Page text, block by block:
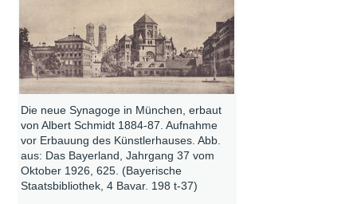
Die neue Synagoge in München, erbaut
von Albert Schmidt 1884-87. Aufnahme
vor Erbauung des Künstlerhauses. Abb.
aus: Das Bayerland, Jahrgang 37 vom
Oktober 1926, 625. (Bayerische
Staatsbibliothek, 4 Bavar. 198 t-37)